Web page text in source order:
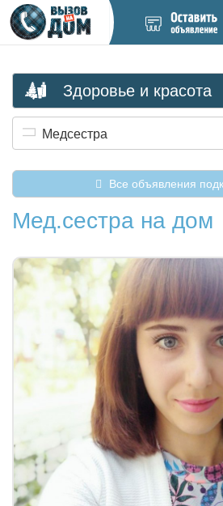
новое
Здоровье и красота
Медсестра
Все объявления
Мед.сестра на дом